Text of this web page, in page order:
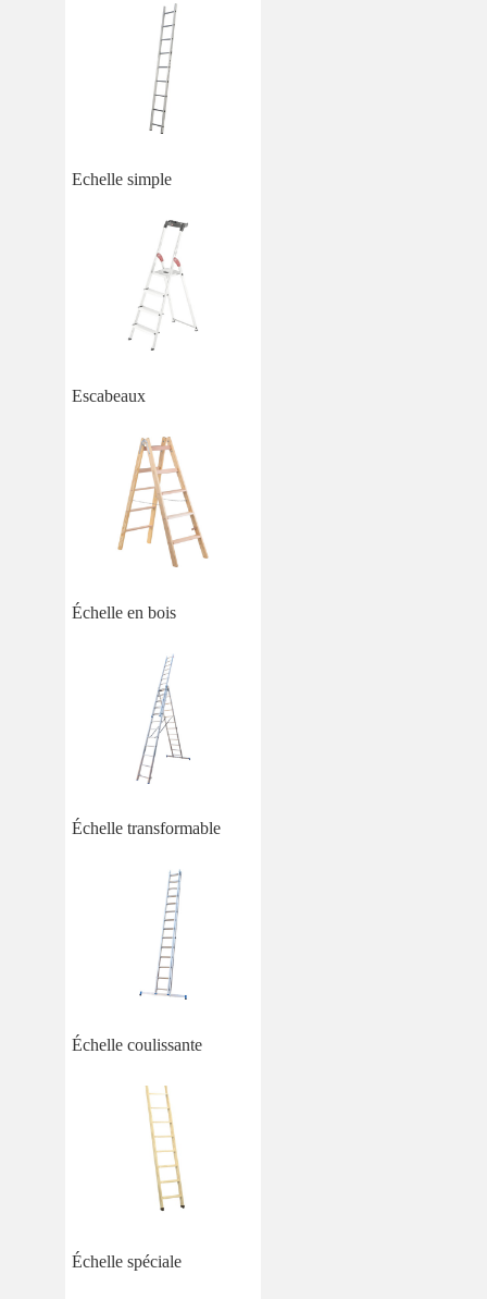
Echelle simple
Escabeaux
Échelle en bois
Échelle transformable
Échelle coulissante
Échelle spéciale